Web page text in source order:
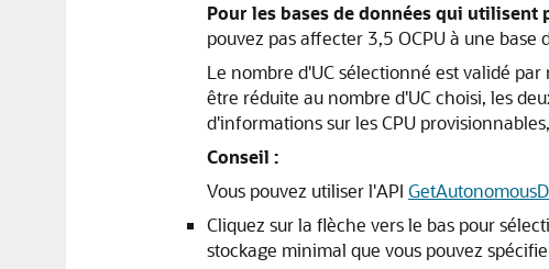
Pour les bases de données qui utilisent
pouvez pas affecter 3,5 OCPU à une
Le nombre d'UC sélectionné est validé
être réduite au nombre d'UC choisi, les
d'informations sur les CPU
Conseil :
Vous pouvez utiliser l'API
Cliquez sur la flèche vers le bas pour
stockage minimal que vous pouvez